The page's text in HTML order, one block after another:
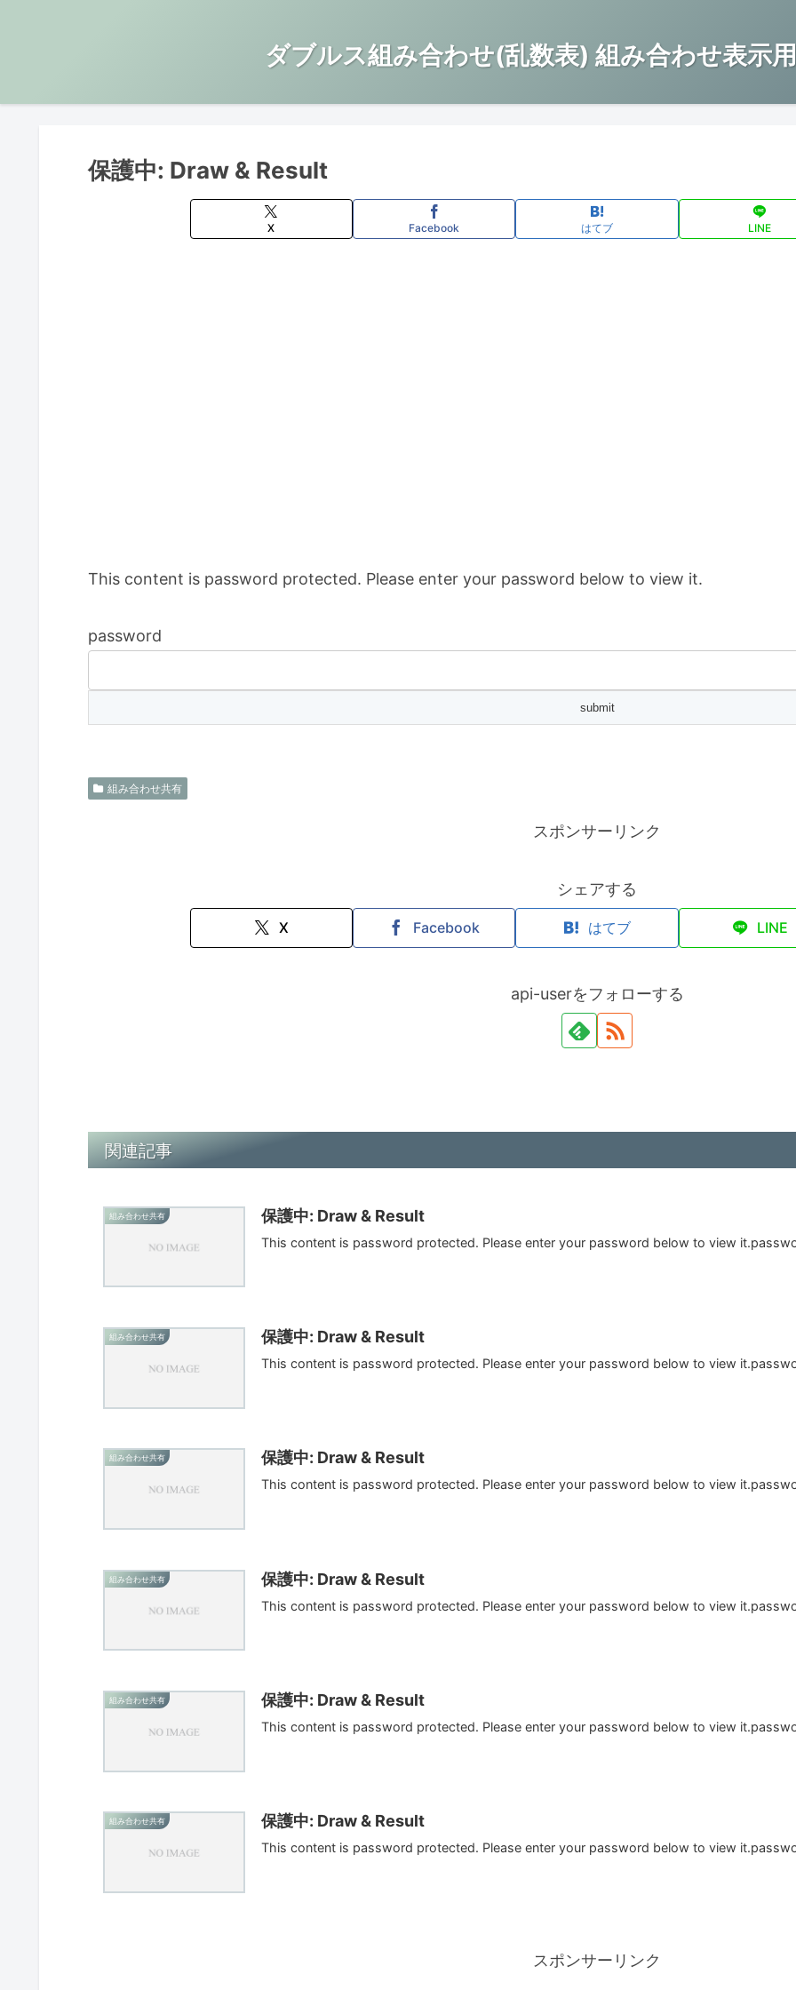
ダブルス組み合わせ(乱数表) 組み合わせ表示
保護中: Draw & Result
X Facebook はてブ LINE
This content is password protected. Please enter your password below to view it.
password
組み合わせ共有
スポンサーリンク
シェアする
X Facebook はてブ LINE
api-userをフォローする
関連記事
組み合わせ共有 保護中: Draw & Result
This content is password protected. Please enter your password below to view
組み合わせ共有 保護中: Draw & Result
This content is password protected. Please enter your password below to view
組み合わせ共有 保護中: Draw & Result
This content is password protected. Please enter your password below to view
組み合わせ共有 保護中: Draw & Result
This content is password protected. Please enter your password below to view
組み合わせ共有 保護中: Draw & Result
This content is password protected. Please enter your password below to view
組み合わせ共有 保護中: Draw & Result
This content is password protected. Please enter your password below to view
スポンサーリンク